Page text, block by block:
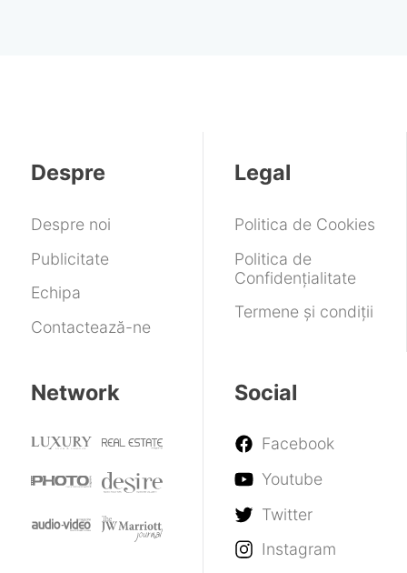
Despre
Despre noi
Publicitate
Echipa
Contactează-ne
Legal
Politica de Cookies
Politica de
Confidențialitate
Termene și condiții
Network Social
Facebook
Youtube
Twitter
Instagram